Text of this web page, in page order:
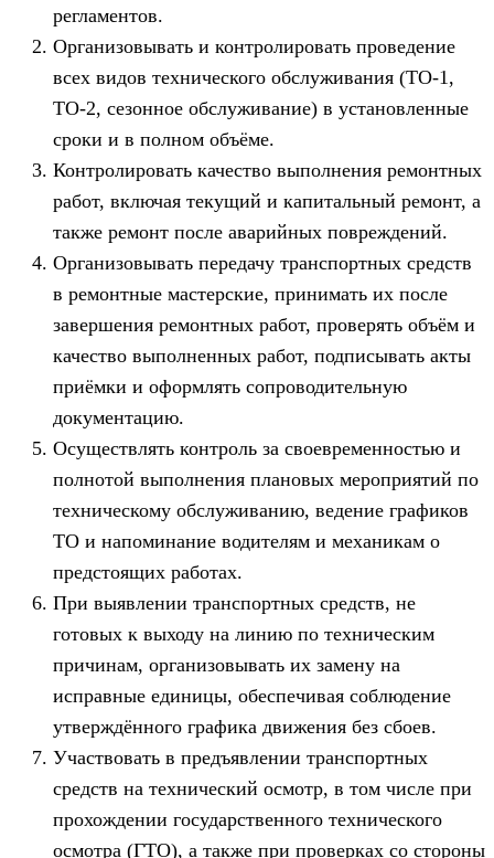
регламентов.
Организовывать и контролировать проведение
всех видов технического обслуживания (ТО-1,
ТО-2, сезонное обслуживание) в установленные
сроки и в полном объёме.
Контролировать качество выполнения ремонтных
работ, включая текущий и капитальный ремонт, а
также ремонт после аварийных повреждений.
Организовывать передачу транспортных средств
в ремонтные мастерские, принимать их после
завершения ремонтных работ, проверять объём и
качество выполненных работ, подписывать акты
приёмки и оформлять сопроводительную
документацию.
Осуществлять контроль за своевременностью и
полнотой выполнения плановых мероприятий по
техническому обслуживанию, ведение графиков
ТО и напоминание водителям и механикам о
предстоящих работах.
При выявлении транспортных средств, не
готовых к выходу на линию по техническим
причинам, организовывать их замену на
исправные единицы, обеспечивая соблюдение
утверждённого графика движения без сбоев.
Участвовать в предъявлении транспортных
средств на технический осмотр, в том числе при
прохождении государственного технического
осмотра (ГТО), а также при проверках со стороны